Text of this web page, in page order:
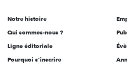
l'engagement
Notre histoire
Qui sommes-nous ?
Ligne éditoriale
Pourquoi s'inscrire